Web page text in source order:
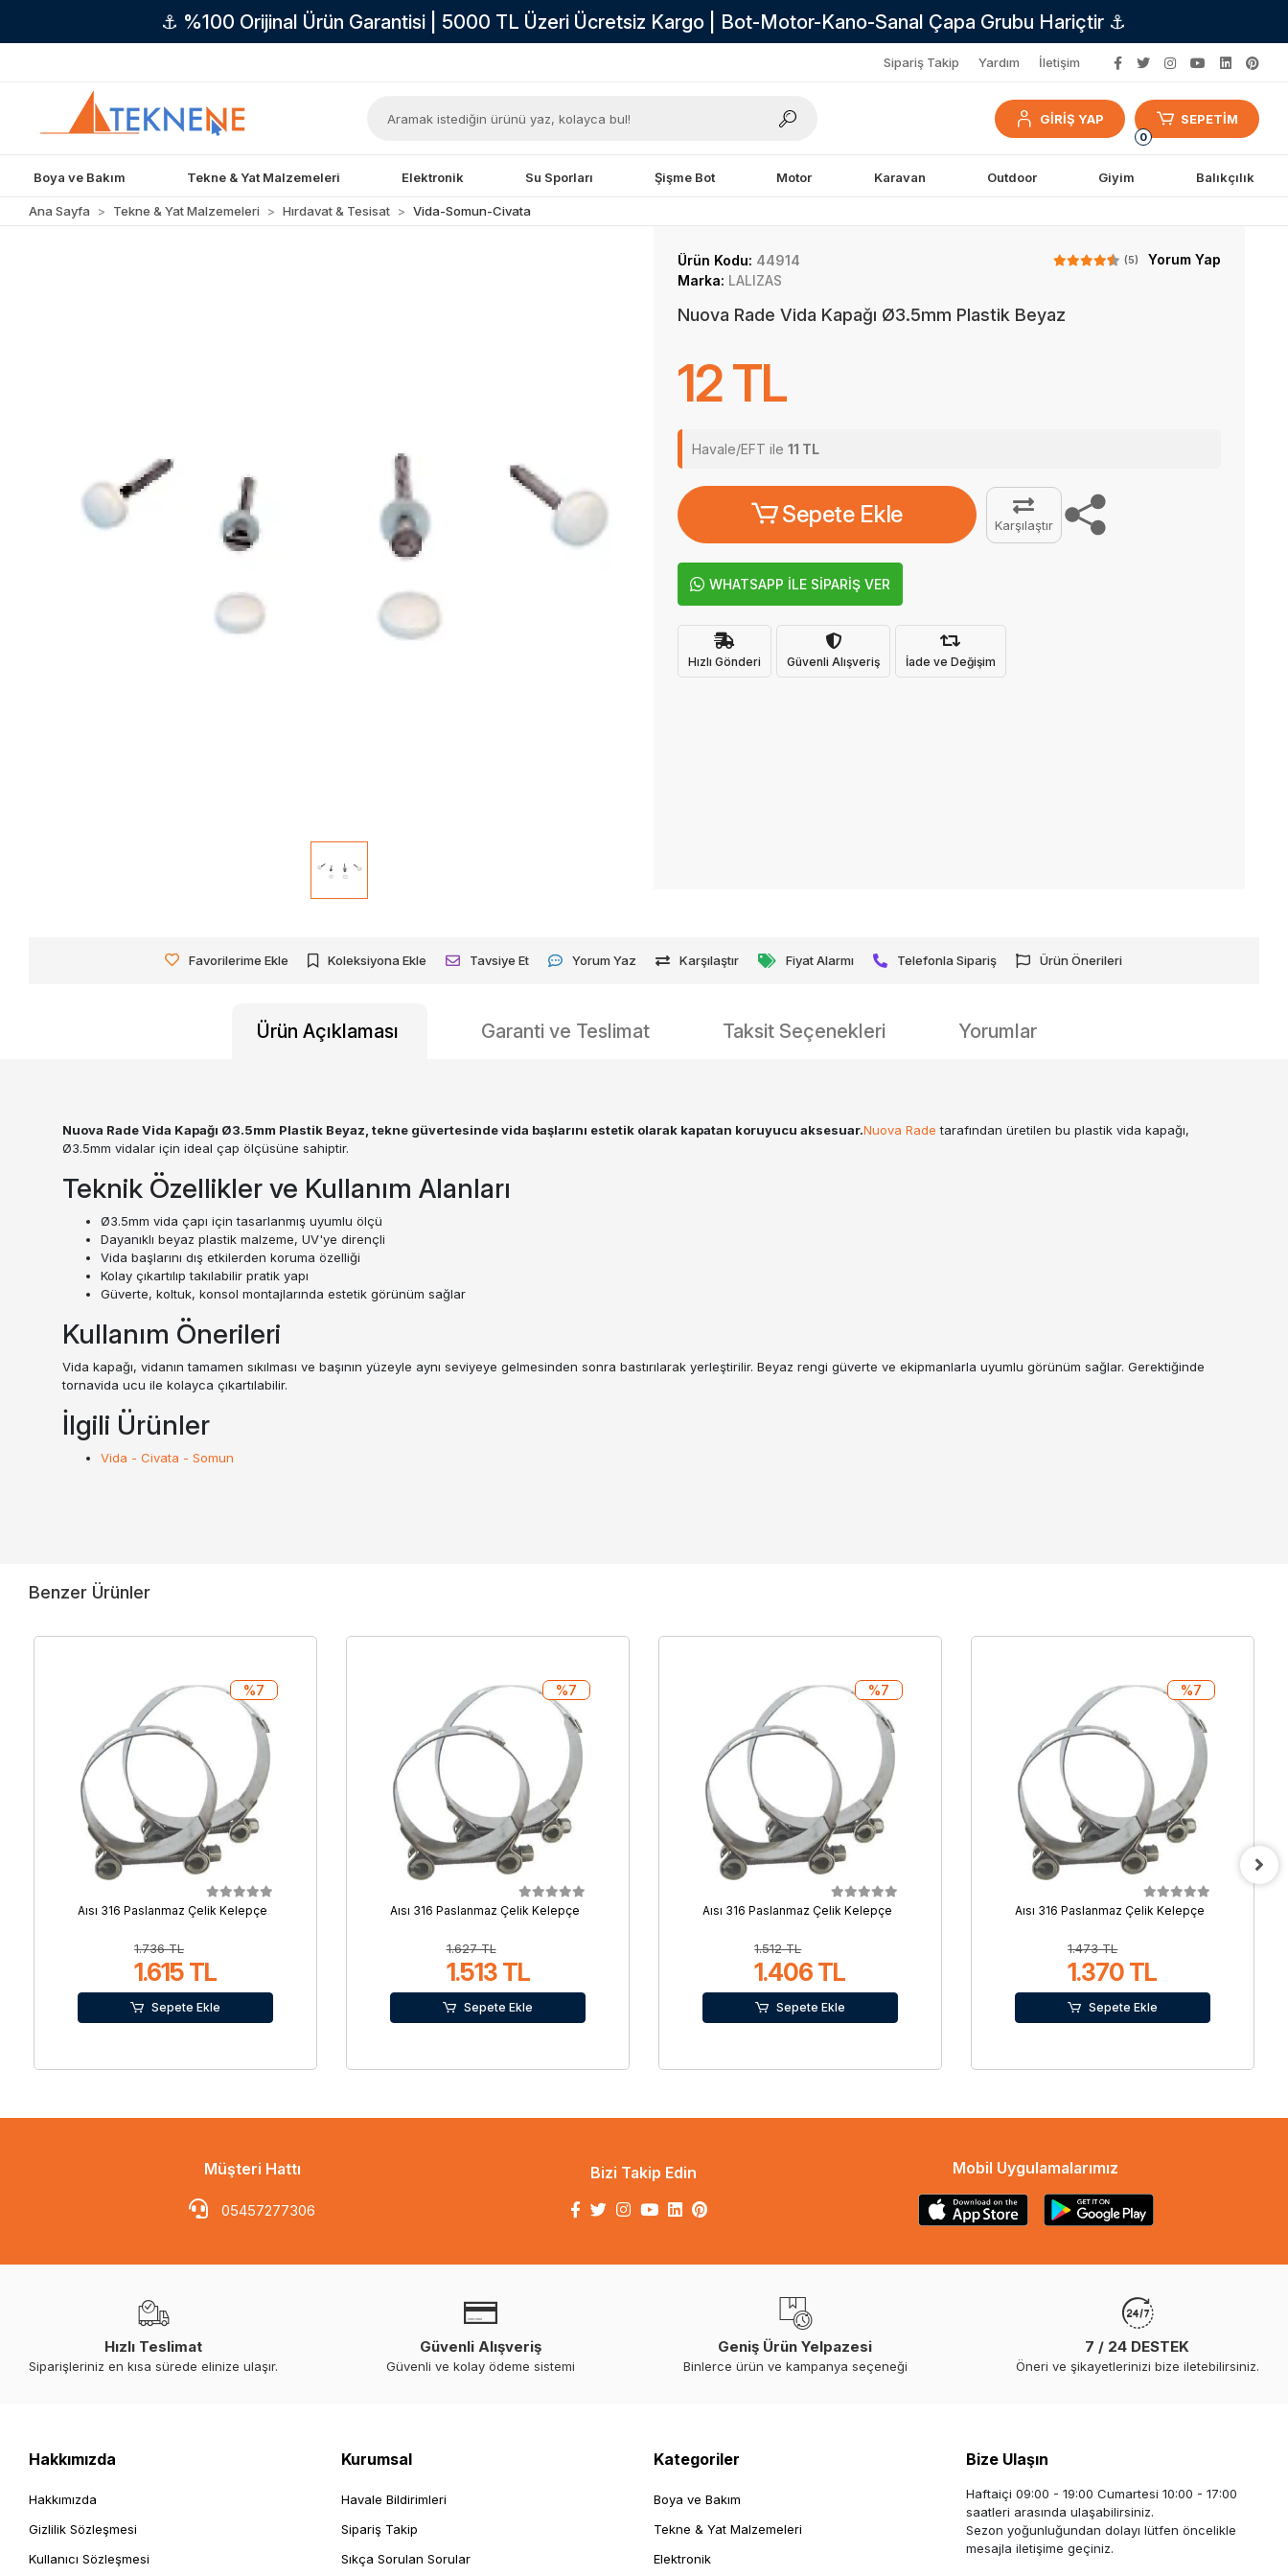
⚓ %100 Orijinal Ürün Garantisi | 5000 TL Üzeri Ücretsiz Kargo | Bot-Motor-Kano-Sanal Çapa Grubu Hariçtir ⚓
Sipariş Takip Yardım İletişim
GİRİŞ YAP
0
SEPETİM
Boya ve Bakım Tekne & Yat Malzemeleri Elektronik Su Sporları Şişme Bot Motor Karavan Outdoor Giyim Balıkçılık
Ana Sayfa Tekne & Yat Malzemeleri Hırdavat & Tesisat Vida-Somun-Civata
Ürün Kodu: 44914 (5)
Yorum Yap
Marka: LALIZAS
Nuova Rade Vida Kapağı Ø3.5mm Plastik Beyaz
12 TL
Havale/EFT ile 11 TL
Sepete Ekle Karşılaştır
WHATSAPP İLE SİPARİŞ VER
Hızlı Gönderi Güvenli Alışveriş İade ve Değişim
Favorilerime Ekle Koleksiyona Ekle Tavsiye Et Yorum Yaz Karşılaştır Fiyat Alarmı Telefonla Sipariş Ürün Önerileri
Ürün Açıklaması Garanti ve Teslimat Taksit Seçenekleri Yorumlar
Nuova Rade Vida Kapağı Ø3.5mm Plastik Beyaz, tekne güvertesinde vida başlarını estetik olarak kapatan koruyucu aksesuar.Nuova Rade tarafından üretilen bu plastik vida kapağı,
Ø3.5mm vidalar için ideal çap ölçüsüne sahiptir.
Teknik Özellikler ve Kullanım Alanları
Ø3.5mm vida çapı için tasarlanmış uyumlu ölçü
Dayanıklı beyaz plastik malzeme, UV'ye dirençli
Vida başlarını dış etkilerden koruma özelliği
Kolay çıkartılıp takılabilir pratik yapı
Güverte, koltuk, konsol montajlarında estetik görünüm sağlar
Kullanım Önerileri
Vida kapağı, vidanın tamamen sıkılması ve başının yüzeyle aynı seviyeye gelmesinden sonra bastırılarak yerleştirilir. Beyaz rengi güverte ve ekipmanlarla uyumlu görünüm sağlar. Gerektiğinde
tornavida ucu ile kolayca çıkartılabilir.
İlgili Ürünler
Vida - Civata - Somun
Benzer Ürünler
Aısı 316 Paslanmaz Çelik Kelepçe
1.736 TL
1.615 TL
%7
Sepete Ekle
Aısı 316 Paslanmaz Çelik Kelepçe
1.627 TL
1.513 TL
%7
Sepete Ekle
Aısı 316 Paslanmaz Çelik Kelepçe
1.512 TL
1.406 TL
%7
Sepete Ekle
Aısı 316 Paslanmaz Çelik Kelepçe
1.473 TL
1.370 TL
%7
Sepete Ekle
Müşteri Hattı
05457277306
Bizi Takip Edin Mobil Uygulamalarımız
Hızlı Teslimat
Siparişleriniz en kısa sürede elinize ulaşır.
Güvenli Alışveriş
Güvenli ve kolay ödeme sistemi
Geniş Ürün Yelpazesi
Binlerce ürün ve kampanya seçeneği
7 / 24 DESTEK
Öneri ve şikayetlerinizi bize iletebilirsiniz.
Hakkımızda
Hakkımızda
Gizlilik Sözleşmesi
Kullanıcı Sözleşmesi
Kurumsal
Havale Bildirimleri
Sipariş Takip
Sıkça Sorulan Sorular
Kategoriler
Boya ve Bakım
Tekne & Yat Malzemeleri
Elektronik
Bize Ulaşın
Haftaiçi 09:00 - 19:00 Cumartesi 10:00 - 17:00
saatleri arasında ulaşabilirsiniz.
Sezon yoğunluğundan dolayı lütfen öncelikle
mesajla iletişime geçiniz.